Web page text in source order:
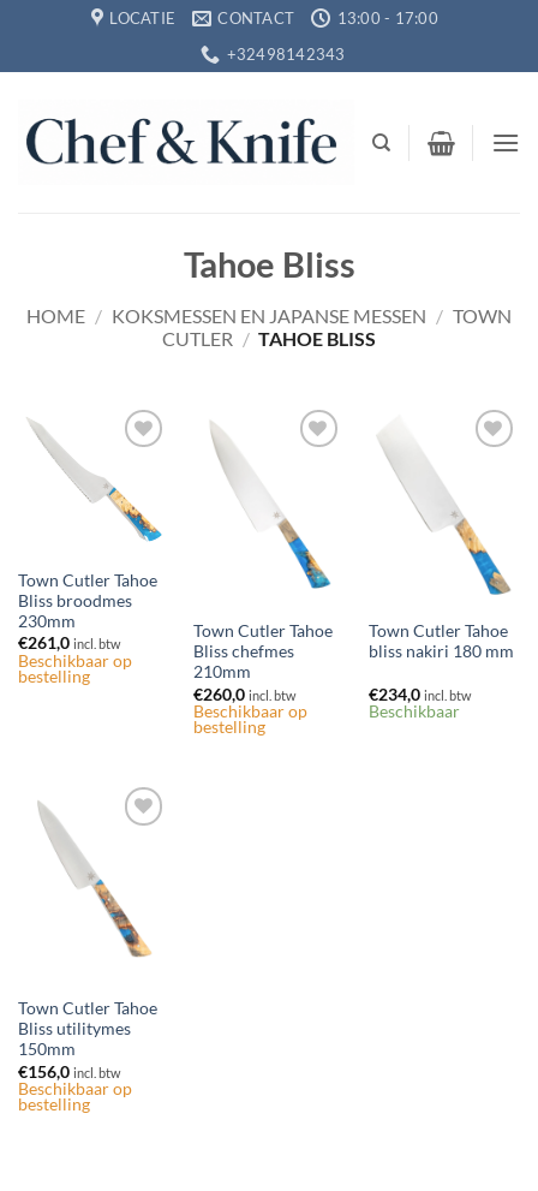
inhoud
LOCATIE CONTACT
13:00 - 17:00
+32498142343
Tahoe Bliss
HOME / KOKSMESSEN EN JAPANSE MESSEN / TOWN
CUTLER / TAHOE BLISS
verlanglijst
Town Cutler Tahoe
Bliss broodmes
230mm
€261,0 incl. btw
Beschikbaar op
bestelling
Town Cutler Tahoe
Bliss chefmes
210mm
€260,0 incl. btw
Beschikbaar op
bestelling
verlanglijst
Town Cutler Tahoe
bliss nakiri 180 mm
€234,0 incl. btw
Beschikbaar
verlanglijst
Town Cutler Tahoe
Bliss utilitymes
150mm
€156,0 incl. btw
Beschikbaar op
bestelling